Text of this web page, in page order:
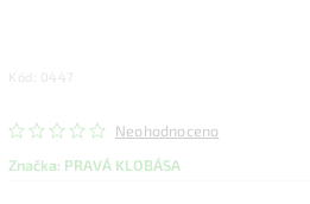
Kód: 0447
Neohodnoceno
Značka: PRAVÁ KLOBÁSA